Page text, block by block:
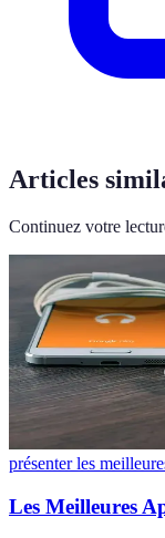
Articles
Continuez votre
présenter les
Les Meilleures